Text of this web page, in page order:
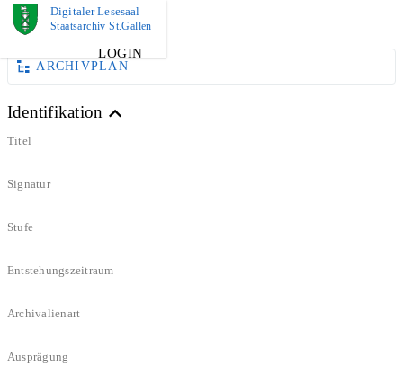
Digitaler Lesesaal
Staatsarchiv St.Gallen
LOGIN
DOKUMENT
ARCHIVPLAN
Identifikation
Titel
Signatur
Stufe
Entstehungszeitraum
Archivalienart
Ausprägung